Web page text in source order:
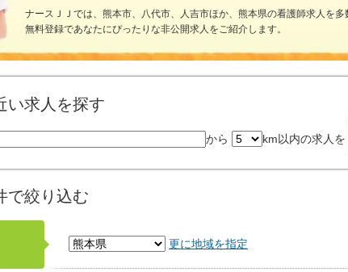
ナースＪＪでは、熊本市、八代市、人吉市ほか、熊本県の看護師求人を多
無料登録であなたにぴったりな非公開求人をご紹介します。
い求人を探す
から km以内の求人を
で絞り込む
更に地域を指定